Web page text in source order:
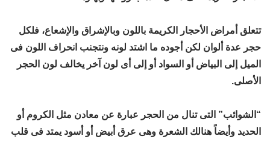
تتعلق أمراض الأحجار الكريمة باللون وبالإشراق والإشعاع، فلكل
حجر عدة ألوان لكن أجوده ما اشتد لونه ونتجنب انحراف اللون فى
الميل إلى البياض أو السواد أو إلى أى لون آخر يخالف لون الحجر
الأصلى.
“الشوائب” التى تنال من الحجر عبارة عن معادن مثل الكروم أو
الحديد وأيضاً هنالك الشعرة وهى عرق أبيض أو أسود يمتد فى قلب